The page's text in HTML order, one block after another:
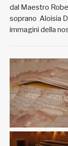
dal Maestro
soprano Aloisia
immagini della